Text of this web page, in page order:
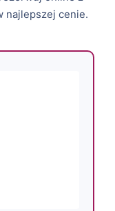
najlepszej cenie.